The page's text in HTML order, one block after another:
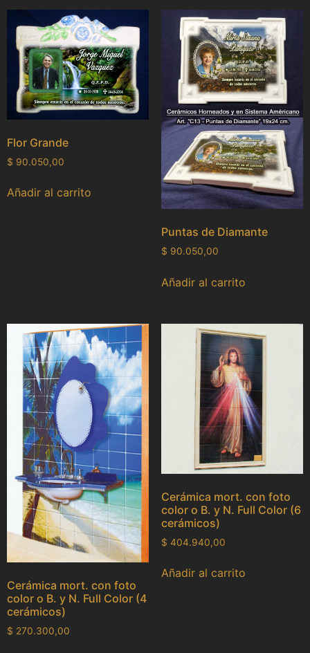
Flor Grande
$ 90.050,00
Añadir al carrito
Puntas de Diamante
$ 90.050,00
Añadir al carrito
Cerámica mort. con foto
color o B. y N. Full Color (4
cerámicos)
$ 270.300,00
Cerámica mort. con foto
color o B. y N. Full Color (6
cerámicos)
$ 404.940,00
Añadir al carrito